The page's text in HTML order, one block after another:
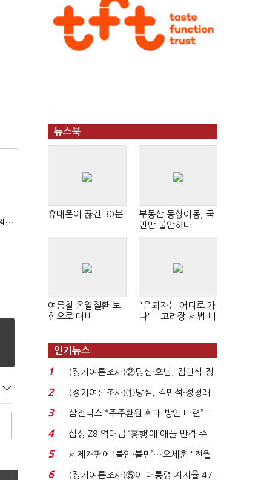
'상시근로자 수 아닌 산업재해 위험도'…김재섭, 산재예방 지원기준 손질
뉴스북
휴대폰이 끊긴 30분
부동산 동상이몽, 국
민만 불안하다
여름철 온열질환 보
험으로 대비
"은퇴자는 어디로 가
나"…고려장 세법 비
인기뉴스
1
(정기여론조사)②당심·호남, 김민석-정
청래 '초접전'...
2
(정기여론조사)①당심, 김민석·정청래
'초접전'…대통령 ...
3
삼전닉스 “주주환원 확대 방안 마련”…
로이터에 성명...
4
삼성 Z8 역대급 ‘흥행’에 애플 반격 주
목…9월 ‘폴...
5
세제개편에 ‘불안·불만’…오세훈 "전월
세 구하기 더 ...
6
(정기여론조사)⑤이 대통령 지지율 47.